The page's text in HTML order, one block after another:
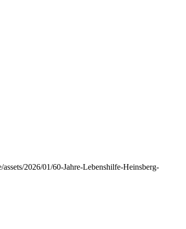
2026/01/60-Jahre-Lebenshilfe-Heinsberg-